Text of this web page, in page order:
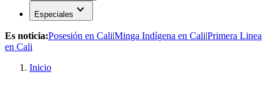
Especiales expand_more
Es noticia:Posesión en Cali|Minga Indígena en Cali|Primera Linea
en Cali
Inicio